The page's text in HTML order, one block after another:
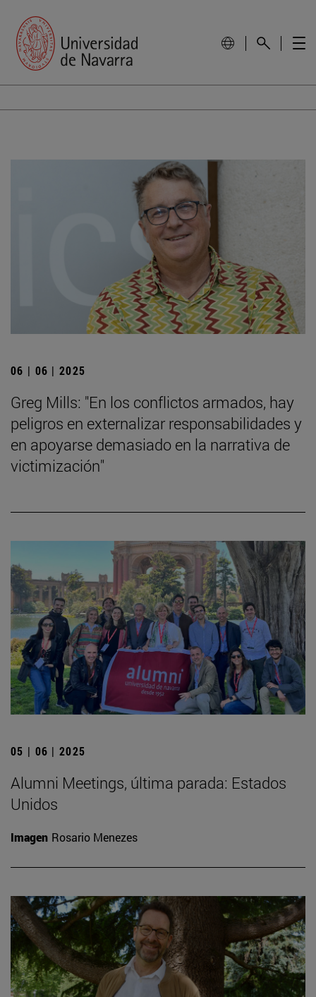
06 | 06 | 2025
Greg Mills: "En los conflictos armados, hay
peligros en externalizar responsabilidades y
en apoyarse demasiado en la narrativa de
victimización"
05 | 06 | 2025
Alumni Meetings, última parada: Estados
Unidos
Imagen Rosario Menezes